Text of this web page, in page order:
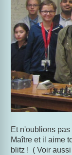
Et n'oublions
Maître et il aime
blitz ! ( Voir